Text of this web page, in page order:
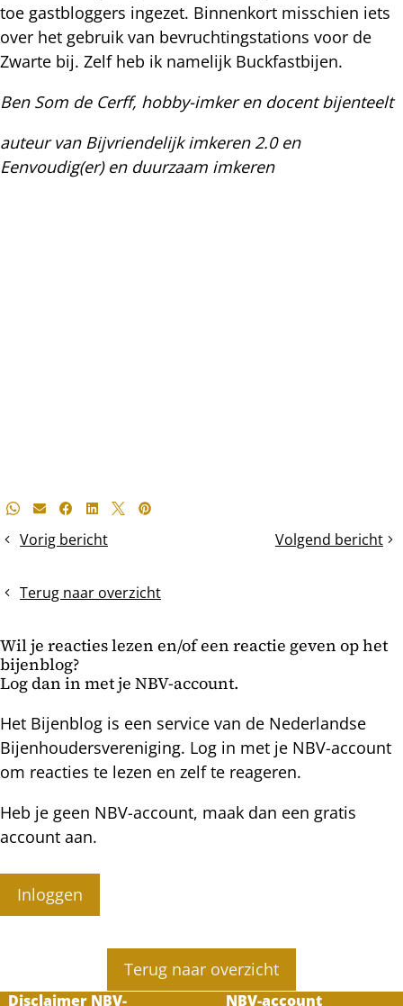
toe gastbloggers ingezet. Binnenkort misschien iets
over het gebruik van bevruchtingstations voor de
Zwarte bij. Zelf heb ik namelijk Buckfastbijen.
Ben Som de Cerff, hobby-imker en docent bijenteelt
auteur van Bijvriendelijk imkeren 2.0 en
Eenvoudig(er) en duurzaam imkeren
Deel
bericht
Whatsapp
E-mailFacebook
LinkedIn
X Pinterest
Vorig bericht
Biologisch-
imkeren
Volgend bericht
Voorjaarscontrole
Terug naar overzicht
Wil je reacties lezen en/of een reactie geven op het
bijenblog?
Log dan in met je NBV-account.
Het Bijenblog is een service van de Nederlandse
Bijenhoudersvereniging. Log in met je NBV-account
om reacties te lezen en zelf te reageren.
Heb je geen NBV-account, maak dan een gratis
account aan.
Inloggen
Terug naar overzicht
Disclaimer NBV- NBV-account